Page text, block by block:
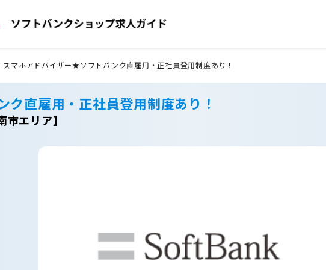
スマホアドバイザー★ソフトバンク直雇用・正社員登用制度あり！
直雇用・正社員登用制度あり！
エリア】